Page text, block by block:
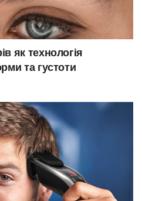
як технологія
та густоти